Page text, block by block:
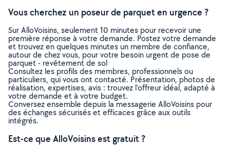
Vous cherchez un poseur de parquet en urgence ?
Sur AlloVoisins, seulement 10 minutes pour recevoir une
première réponse à votre demande. Postez votre demande
et trouvez en quelques minutes un membre de confiance,
autour de chez vous, pour votre besoin urgent de pose de
parquet - revêtement de sol
Consultez les profils des membres, professionnels ou
particuliers, qui vous ont contacté. Présentation, photos de
réalisation, expertises, avis : trouvez l'offreur idéal, adapté à
votre demande et à votre budget.
Conversez ensemble depuis la messagerie AlloVoisins pour
des échanges sécurisés et efficaces grâce aux outils
intégrés.
Est-ce que AlloVoisins est gratuit ?